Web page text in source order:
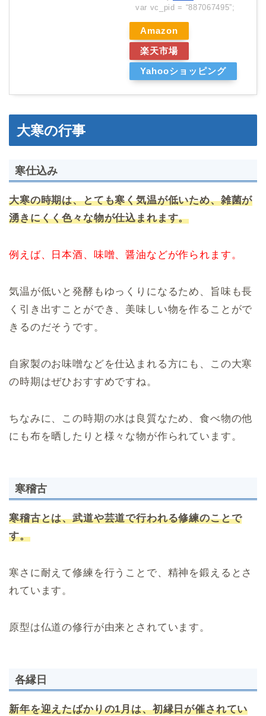
var vc_pid = “887067495”;
Amazon
楽天市場
Yahooショッピング
大寒の行事
寒仕込み
大寒の時期は、とても寒く気温が低いため、雑菌が
湧きにくく色々な物が仕込まれます。
例えば、日本酒、味噌、醤油などが作られます。
気温が低いと発酵もゆっくりになるため、旨味も長
く引き出すことができ、美味しい物を作ることがで
きるのだそうです。
自家製のお味噌などを仕込まれる方にも、この大寒
の時期はぜひおすすめですね。
ちなみに、この時期の水は良質なため、食べ物の他
にも布を晒したりと様々な物が作られています。
寒稽古
寒稽古とは、武道や芸道で行われる修練のことで
す。
寒さに耐えて修練を行うことで、精神を鍛えるとさ
れています。
原型は仏道の修行が由来とされています。
各縁日
新年を迎えたばかりの1月は、初縁日が催されてい